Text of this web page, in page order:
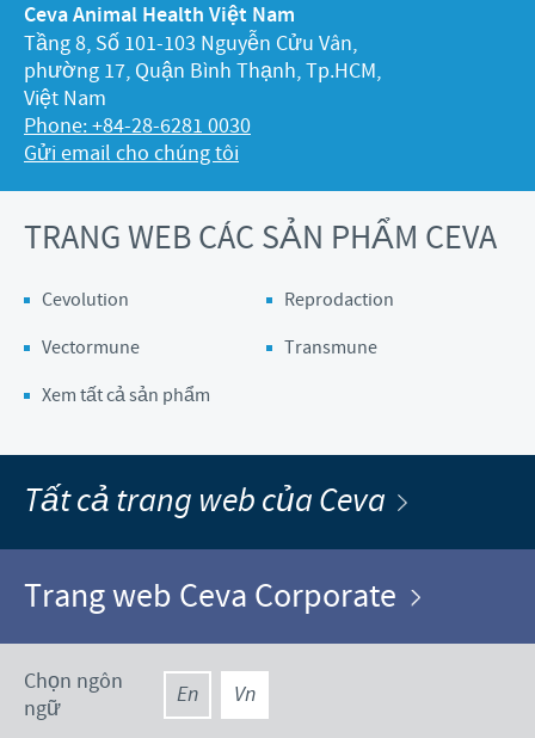
Ceva Animal Health Việt Nam
Tầng 8, Số 101-103 Nguyễn Cửu Vân,
phường 17, Quận Bình Thạnh, Tp.HCM,
Việt Nam
Phone: +84-28-6281 0030
Gửi email cho chúng tôi
TRANG WEB CÁC SẢN PHẨM CEVA
Cevolution
Reprodaction
Vectormune
Transmune
Xem tất cả sản phẩm
Tất cả trang web của Ceva
Trang web Ceva Corporate
Chọn ngôn
ngữ
En Vn